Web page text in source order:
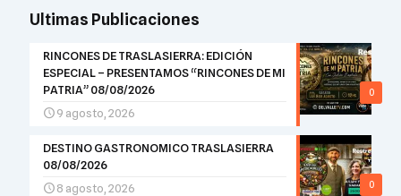
Ultimas Publicaciones
0
RINCONES DE TRASLASIERRA: EDICIÓN
ESPECIAL – PRESENTAMOS “RINCONES DE MI
PATRIA” 08/08/2026
9 agosto, 2026
0
DESTINO GASTRONOMICO TRASLASIERRA
08/08/2026
8 agosto, 2026